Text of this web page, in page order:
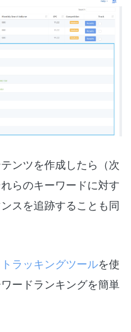
ンツを作成したら（次
らのキーワードに対す
スを追跡することも同
ラッキングツールを使
ードランキングを簡単